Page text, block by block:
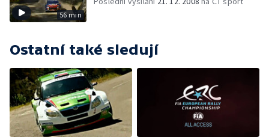
56 min
Ostatní také sledují